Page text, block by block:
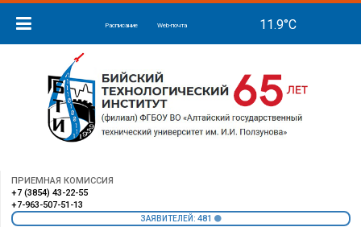
Расписание Web-почта
ПРИЕМНАЯ КОМИССИЯ
+7 (3854) 43-22-55
+7-963-507-51-13
ЗАЯВИТЕЛЕЙ: 481